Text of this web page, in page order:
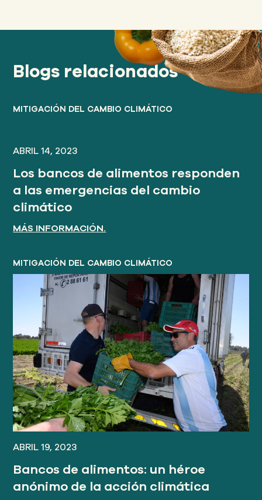
Blogs relacionados
MITIGACIÓN DEL CAMBIO CLIMÁTICO
ABRIL 14, 2023
Los bancos de alimentos responden
a las emergencias del cambio
climático
MÁS INFORMACIÓN.
MITIGACIÓN DEL CAMBIO CLIMÁTICO
ABRIL 19, 2023
Bancos de alimentos: un héroe
anónimo de la acción climática